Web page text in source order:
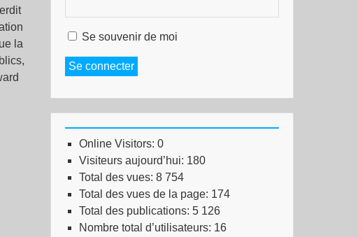
la
Se souvenir de moi
Se connecter
Online Visitors: 0
Visiteurs aujourd’hui: 180
Total des vues: 8 754
Total des vues de la page: 174
Total des publications: 5 126
Nombre total d’utilisateurs: 16